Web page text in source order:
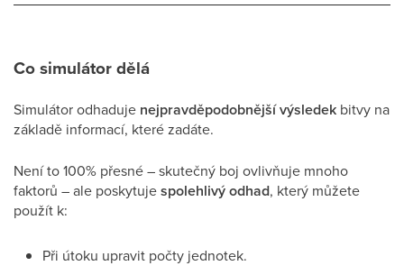
Co simulátor dělá
Simulátor odhaduje nejpravděpodobnější výsledek bitvy na
základě informací, které zadáte.
Není to 100% přesné – skutečný boj ovlivňuje mnoho
faktorů – ale poskytujespolehlivý odhad, který můžete
použít k:
Při útoku upravit počty jednotek.